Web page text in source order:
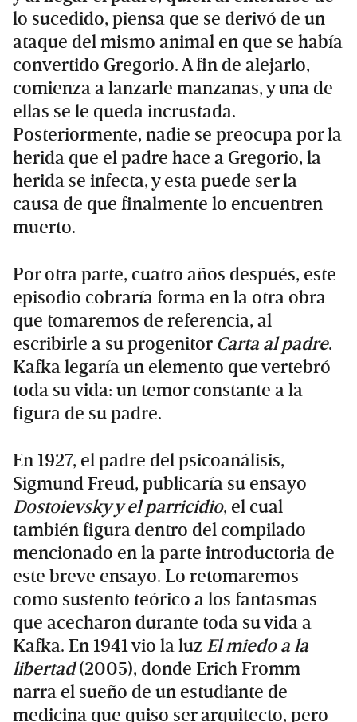
lo sucedido, piensa que se derivó de un
ataque del mismo animal en que se había
convertido Gregorio. A fin de alejarlo,
comienza a lanzarle manzanas, y una de
ellas se le queda incrustada.
Posteriormente, nadie se preocupa por la
herida que el padre hace a Gregorio, la
herida se infecta, y esta puede ser la
causa de que finalmente lo encuentren
muerto.
Por otra parte, cuatro años después, este
episodio cobraría forma en la otra obra
que tomaremos de referencia, al
escribirle a su progenitor Carta al padre.
Kafka legaría un elemento que vertebró
toda su vida: un temor constante a la
figura de su padre.
En 1927, el padre del psicoanálisis,
Sigmund Freud, publicaría su ensayo
Dostoievsky y el parricidio, el cual
también figura dentro del compilado
mencionado en la parte introductoria de
este breve ensayo. Lo retomaremos
como sustento teórico a los fantasmas
que acecharon durante toda su vida a
Kafka. En 1941 vio la luz El miedo a la
libertad(2005), donde Erich Fromm
narra el sueño de un estudiante de
medicina que quiso ser arquitecto, pero